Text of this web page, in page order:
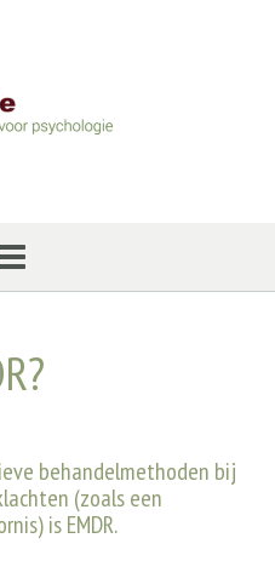
behandelmethoden bij
(zoals een
is EMDR.